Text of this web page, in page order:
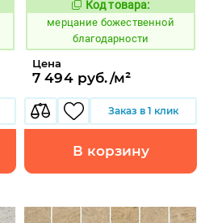
969503
Код товара:
мерцание божественной
благодарности
Цена
7 494 руб./м²
Заказ в 1 клик
В корзину